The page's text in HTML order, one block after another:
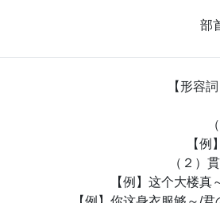
部
【形容
【例
（２）
【例】这个大楼真